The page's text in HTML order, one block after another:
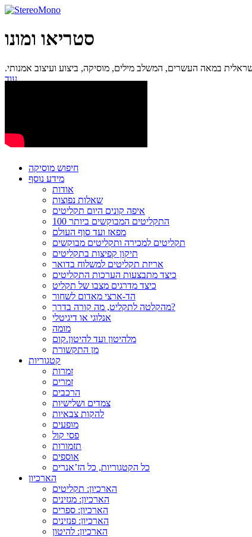
סטריאו ומונו
במאה העשרים, המשלב מילים, מוסיקה, ביצוע ועיצוב אמנותי.
עוד...
חיפוש מוסיקה
מידע נוסף
אודות
שאלות נפוצות
איפה קונים היום תקליטים
100 התקליטים המבוקשים ביותר
מפאז ועד סוף העולם
תקליטים למכירה ותקליטים מבוקשים
תיקון קפיצות בתקליטים
אריזת תקליטים למשלוח בדואר
כיצד מתבצעות הערכות התקליטים
כיצד מדרגים מצבו של תקליט
הד-ארצי מאדום לשחור
מהקלטה לתקליט, מה קורה בדרך?
אנלוגי או דיגיטלי
מומה
מלהיטון ועד להיטון.קום
מן התקשורת
קטגוריות
זמרות
זמרים
הרכבים
צמדים ושלישיות
להקות צבאיות
מופעים
פסי קול
תזמורות
אוספים
כל הקטגוריות, כל הז’אנרים
הארכיון
הארכיון: תקליטים
הארכיון: מגזינים
הארכיון: ספרים
הארכיון: פנזינים
הארכיון: להיטון